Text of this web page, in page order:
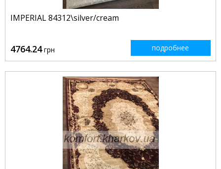
IMPERIAL 84312\silver/cream
4764.24грн подробнее